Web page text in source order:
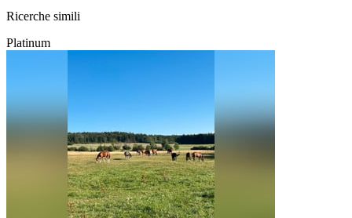
Ricerche simili
Platinum